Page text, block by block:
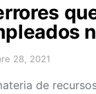
28, 2021
de